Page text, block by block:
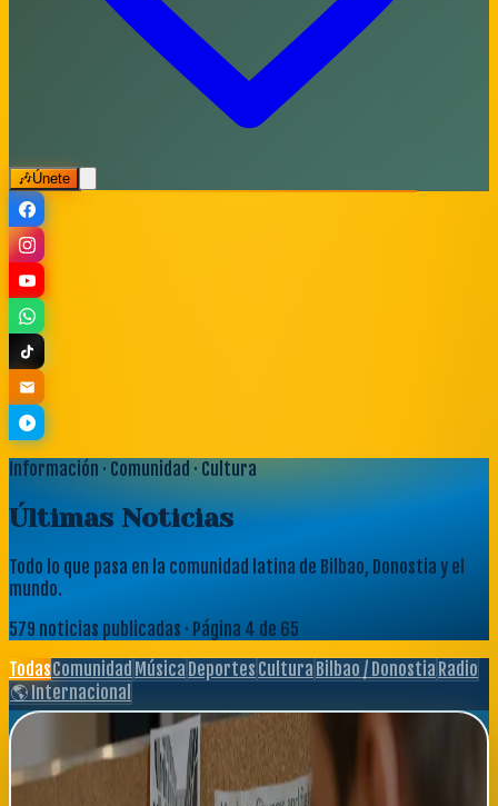
🎶Únete
Información · Comunidad · Cultura
Últimas Noticias
Todo lo que pasa en la comunidad latina de Bilbao, Donostia y el
mundo.
579 noticias publicadas · Página 4 de 65
TodasComunidad Música Deportes Cultura Bilbao / Donostia Radio
🌎 Internacional
Úrsula Corberó confirma rodaje de thriller vasco 'Getaria
Noir' en Donostia